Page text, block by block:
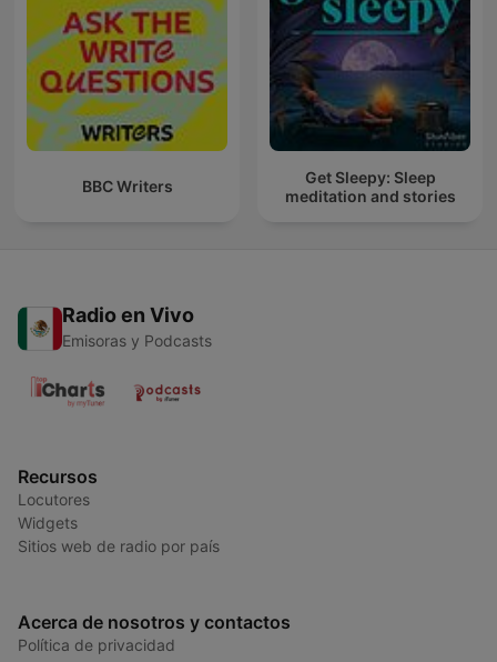
BBC Writers
Get Sleepy: Sleep
meditation and stories
Radio en Vivo
Emisoras y Podcasts
Recursos
Locutores
Widgets
Sitios web de radio por país
Acerca de nosotros y contactos
Política de privacidad